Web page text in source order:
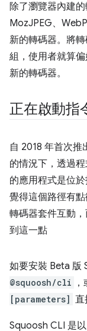
除了瀏覽器內建
MozJPEG、
新的轉碼器。將
組，使用者就算
新的轉碼器。
正在啟動指
自 2018 年首次推
的情況下，透過
的應用程式是位
覺得這個路徑有
轉碼器套件互動
到這一點
如要安裝 Beta 版
@squoosh/cli
[parameters] 直
Squoosh CLI 是